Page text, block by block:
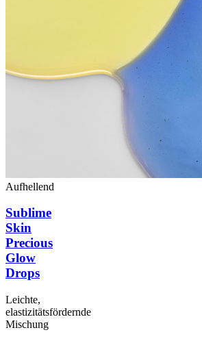
Aufhellend
Sublime
Skin
Precious
Glow
Drops
Leichte,
elastizitätsfördernde
Mischung